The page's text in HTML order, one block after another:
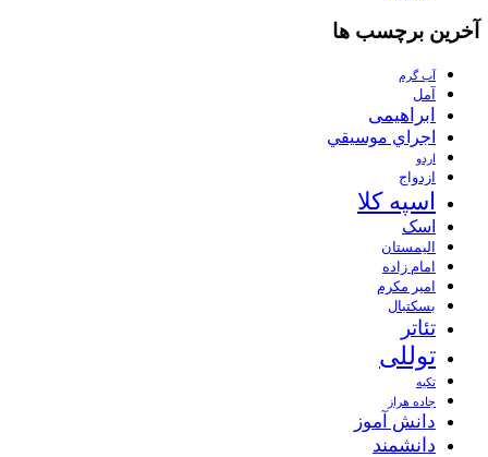
آخرین برچسب ها
آب گرم
آمل
ابراهیمی
اجراي موسيقي
اردو
ازدواج
اسپه کلا
اسک
الیمستان
امام زاده
امیر مکرم
بسکتبال
تئاتر
توللی
تکیه
جاده هراز
دانش آموز
دانشمند